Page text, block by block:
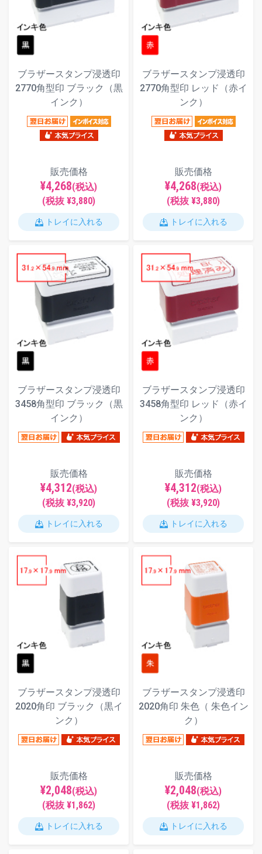
ブラザースタンプ浸透印
2770角型印 ブラック（黒
インク）
販売価格
¥4,268(税込)
(税抜 ¥3,880)
トレイに入れる
ブラザースタンプ浸透印
2770角型印 レッド（赤イ
ンク）
販売価格
¥4,268(税込)
(税抜 ¥3,880)
トレイに入れる
ブラザースタンプ浸透印
3458角型印 ブラック（黒
インク）
販売価格
¥4,312(税込)
(税抜 ¥3,920)
トレイに入れる
ブラザースタンプ浸透印
3458角型印 レッド（赤イ
ンク）
販売価格
¥4,312(税込)
(税抜 ¥3,920)
トレイに入れる
ブラザースタンプ浸透印
2020角印 ブラック（黒イ
ンク）
販売価格
¥2,048(税込)
(税抜 ¥1,862)
トレイに入れる
ブラザースタンプ浸透印
2020角印 朱色（ 朱色イン
ク）
販売価格
¥2,048(税込)
(税抜 ¥1,862)
トレイに入れる